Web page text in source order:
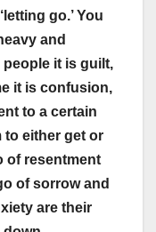
go.’ You
and
it is guilt,
it is confusion,
to a certain
to either get or
of resentment
of sorrow and
are their